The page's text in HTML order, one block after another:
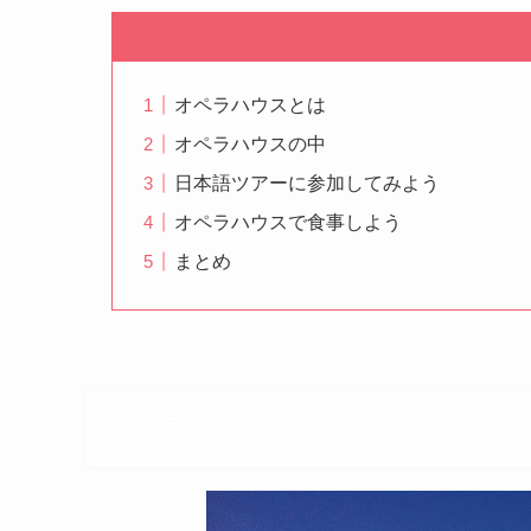
オペラハウスとは
オペラハウスの中
日本語ツアーに参加してみよう
オペラハウスで食事しよう
まとめ